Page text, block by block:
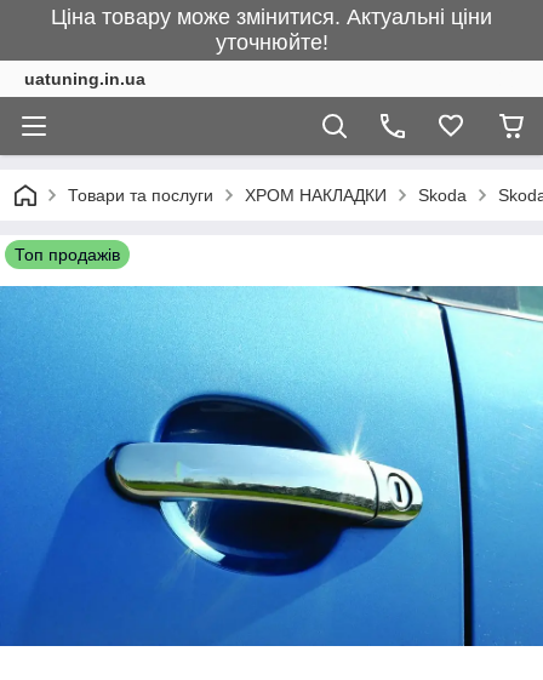
Ціна товару може змінитися. Актуальні ціни
уточнюйте!
uatuning.in.ua
Товари та послуги ХРОМ НАКЛАДКИ Skoda
Топ продажів